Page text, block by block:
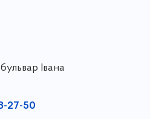
Івана
27-50